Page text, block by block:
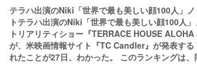
テラハ出演のNiki「世界で最も美しい顔100人」
トテラハ出演のNiki「世界で最も美しい顔100人
トリアリティショー『TERRACE HOUSE
が、米映画情報サイト『TC Candler』が発表す
れたことが27日、わかった。 このランキングは、